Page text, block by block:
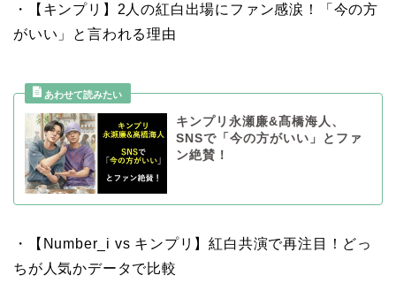
・【キンプリ】2人の紅白出場にファン感涙！「今の方
がいい」と言われる理由
キンプリ永瀬廉&髙橋海人、
SNSで「今の方がいい」とファ
ン絶賛！
・【Number_i vs キンプリ】紅白共演で再注目！どっ
ちが人気かデータで比較